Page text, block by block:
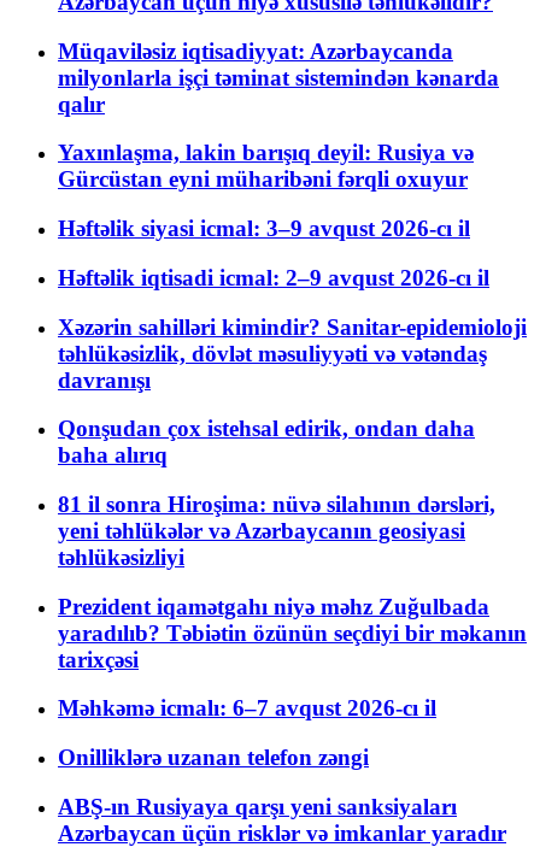
Müqaviləsiz iqtisadiyyat: Azərbaycanda
milyonlarla işçi təminat sistemindən kənarda
qalır
Yaxınlaşma, lakin barışıq deyil: Rusiya və
Gürcüstan eyni müharibəni fərqli oxuyur
Həftəlik siyasi icmal: 3–9 avqust 2026-cı il
Həftəlik iqtisadi icmal: 2–9 avqust 2026-cı il
Xəzərin sahilləri kimindir? Sanitar-epidemioloji
təhlükəsizlik, dövlət məsuliyyəti və vətəndaş
davranışı
Qonşudan çox istehsal edirik, ondan daha
baha alırıq
81 il sonra Hiroşima: nüvə silahının dərsləri,
yeni təhlükələr və Azərbaycanın geosiyasi
təhlükəsizliyi
Prezident iqamətgahı niyə məhz Zuğulbada
yaradılıb? Təbiətin özünün seçdiyi bir məkanın
tarixçəsi
Məhkəmə icmalı: 6–7 avqust 2026-cı il
Onilliklərə uzanan telefon zəngi
ABŞ-ın Rusiyaya qarşı yeni sanksiyaları
Azərbaycan üçün risklər və imkanlar yaradır